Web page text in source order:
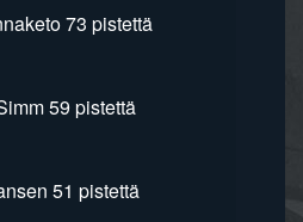
73 pistettä
59 pistettä
51 pistettä